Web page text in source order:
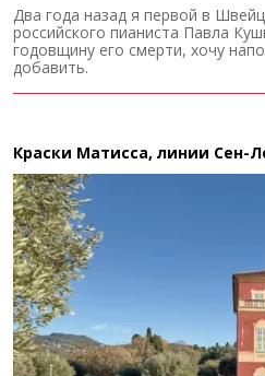
Два года назад я первой в
российского пианиста Павла
годовщину его смерти, хочу
добавить.
Краски Матисса, линии Сен-